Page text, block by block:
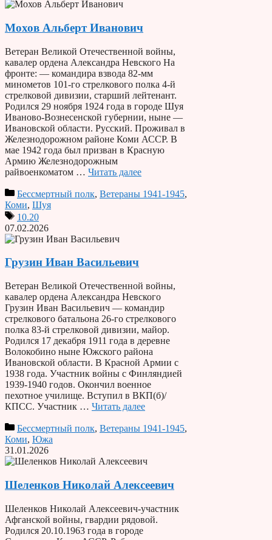
Мохов Альберт Иванович
Ветеран Великой Отечественной войны,
кавалер ордена Александра Невского На
фронте: — командира взвода 82-мм
минометов 101-го стрелкового полка 4-й
стрелковой дивизии, старший лейтенант.
Родился 29 ноября 1924 года в городе Шуя
Иваново-Вознесенской губернии, ныне —
Ивановской области. Русский. Проживал в
Железнодорожном районе Коми АССР. В
мае 1942 года был призван в Красную
Армию Железнодорожным
райвоенкоматом … Читать далее
Бессмертный полк, Ветераны 1941-1945,
Коми, Шуя
10.20
07.02.2026
Грузин Иван Васильевич
Ветеран Великой Отечественной войны,
кавалер ордена Александра Невского
Грузин Иван Васильевич — командир
стрелкового батальона 26-го стрелкового
полка 83-й стрелковой дивизии, майор.
Родился 17 декабря 1911 года в деревне
Волокобино ныне Южского района
Ивановской области. В Красной Армии с
1938 года. Участник войны с Финляндией
1939-1940 годов. Окончил военное
пехотное училище. Вступил в ВКП(б)/
КПСС. Участник … Читать далее
Бессмертный полк, Ветераны 1941-1945,
Коми, Южа
31.01.2026
Шеленков Николай Алексеевич
Шеленков Николай Алексеевич-участник
Афганской войны, гвардии рядовой.
Родился 20.10.1963 года в городе